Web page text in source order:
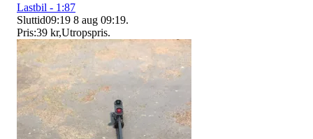
Lastbil - 1:87
Sluttid09:19 8 aug 09:19.
Pris:39 kr,Utropspris.